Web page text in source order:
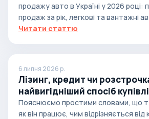
продажу авто в Україні у 2026 році:
продаж за рік, легкові та вантажні
Читати статтю
6 липня 2026 р.
Лізинг, кредит чи
найвигідніший спосіб
Пояснюємо простими словами, що
як він працює, чим відрізняється